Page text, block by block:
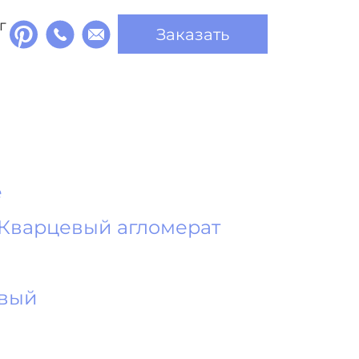
Заказать
агломерат